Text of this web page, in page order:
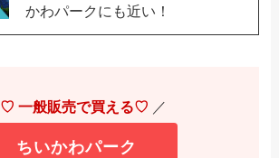
かわパークにも近い！
♡ 一般販売で買える♡ ／
ちいかわパーク